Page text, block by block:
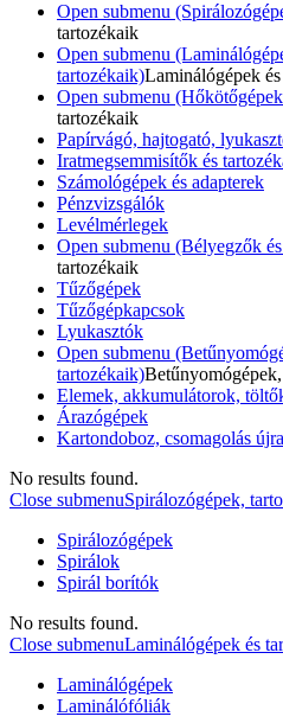
Open submenu
tartozékaik
Open submenu
tartozékaik)Laminálógépek
Open submenu
tartozékaik
Papírvágó, hajtogató,
Iratmegsemmisítők és
Számológépek és adapterek
Pénzvizsgálók
Levélmérlegek
Open submenu (Bélyegzők
tartozékaik
Tűzőgépek
Tűzőgépkapcsok
Lyukasztók
Open submenu
tartozékaik)
Elemek, akkumulátorok,
Árazógépek
Kartondoboz, csomagolás
No results found.
Close submenuSpirálozógépek,
Spirálozógépek
Spirálok
Spirál borítók
No results found.
Close submenuLaminálógépek és
Laminálógépek
Laminálófóliák